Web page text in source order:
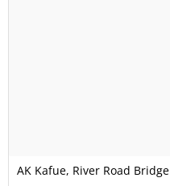
AK Kafue, River Road Bridge